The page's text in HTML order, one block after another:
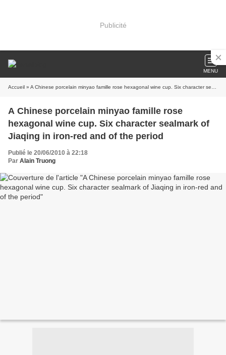
Publicité
MENU
Accueil » A Chinese porcelain minyao famille rose hexagonal wine cup. Six character sealmark of Jiaqing in iron-red and of the period
A Chinese porcelain minyao famille rose
hexagonal wine cup. Six character sealmark of
Jiaqing in iron-red and of the period
Publié le 20/06/2010 à 22:18
Par Alain Truong